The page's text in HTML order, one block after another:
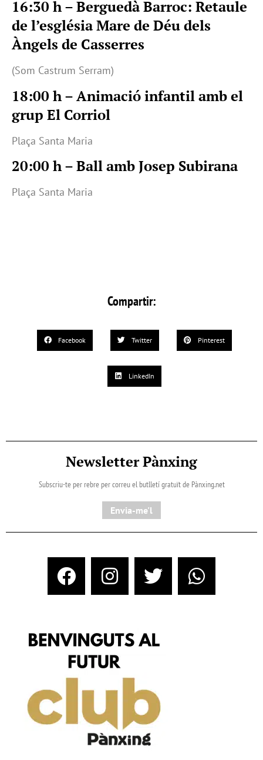
16:30 h – Berguedà Barroc: Retaule
de l’església Mare de Déu dels
Àngels de Casserres
(Som Castrum Serram)
18:00 h – Animació infantil amb el
grup El Corriol
Plaça Santa Maria
20:00 h – Ball amb Josep Subirana
Plaça Santa Maria
Compartir:
Facebook Twitter Pinterest
LinkedIn
Newsletter Pànxing
Subscriu-te per rebre per correu el butlletí gratuït de Pànxing.net​
Envia-me'l